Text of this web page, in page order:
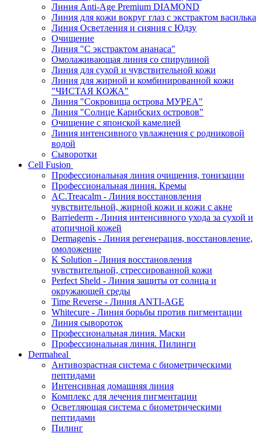
Линия Anti-Age Premium DIAMOND
Линия для кожи вокруг глаз с экстрактом василька
Линия Осветления и сияния с Юдзу
Очищение
Линия "С экстрактом ананаса"
Омолаживающая линия со спирулиной
Линия для сухой и чувствительной кожи
Линия для жирной и комбинированной кожи
"ЧИСТАЯ КОЖА"
Линия "Сокровища острова МУРЕА"
Линия "Солнце Карибских островов"
Очищение с японской камелией
Линия интенсивного увлажнения с родниковой
водой
Сыворотки
Cell Fusion
Профессиональная линия очищения, тонизации
Профессиональная линия. Кремы
AC.Treacalm - Линия восстановления
чувствительной, жирной кожи и кожи с акне
Barriederm - Линия интенсивного ухода за сухой и
атопичной кожей
Dermagenis - Линия регенерация, восстановление,
омоложение
K Solution - Линия восстановления
чувствительной, стрессированной кожи
Perfect Sheld - Линия защиты от солнца и
окружающей среды
Time Reverse - Линия ANTI-AGE
Whitecure - Линия борьбы против пигментации
Линия сывороток
Профессиональная линия. Маски
Профессиональная линия. Пилинги
Dermaheal
Антивозрастная система с биометрическими
пептидами
Интенсивная домашняя линия
Комплекс для лечения пигментации
Осветляющая система с биометрическими
пептидами
Пилинг